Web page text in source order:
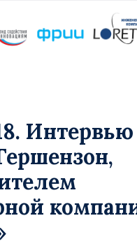
Интервью